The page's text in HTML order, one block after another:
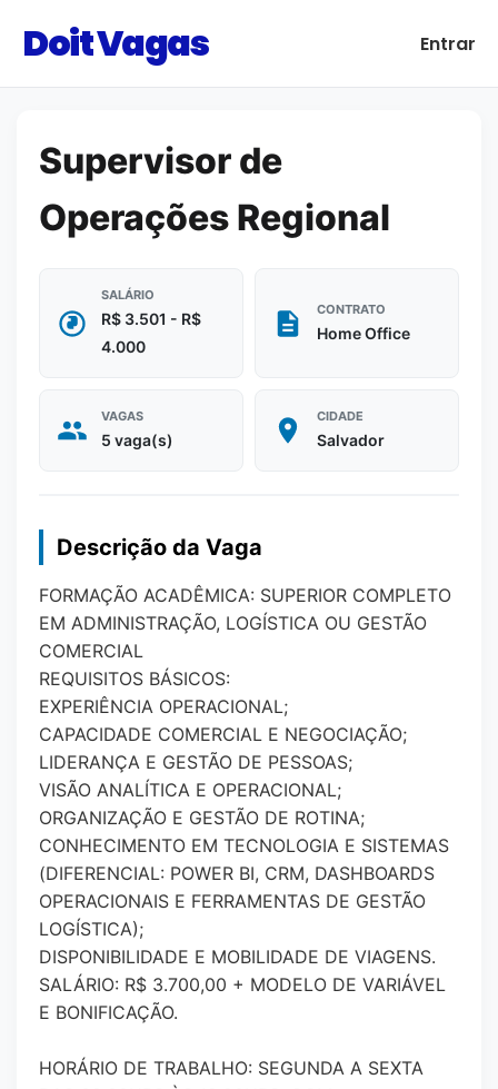
Doit Vagas Entrar
Supervisor de
Operações Regional
SALÁRIO
R$ 3.501 - R$
4.000
CONTRATO
Home Office
VAGAS
5 vaga(s)
CIDADE
Salvador
Descrição da Vaga
FORMAÇÃO ACADÊMICA: SUPERIOR COMPLETO
EM ADMINISTRAÇÃO, LOGÍSTICA OU GESTÃO
COMERCIAL
REQUISITOS BÁSICOS:
EXPERIÊNCIA OPERACIONAL;
CAPACIDADE COMERCIAL E NEGOCIAÇÃO;
LIDERANÇA E GESTÃO DE PESSOAS;
VISÃO ANALÍTICA E OPERACIONAL;
ORGANIZAÇÃO E GESTÃO DE ROTINA;
CONHECIMENTO EM TECNOLOGIA E SISTEMAS
(DIFERENCIAL: POWER BI, CRM, DASHBOARDS
OPERACIONAIS E FERRAMENTAS DE GESTÃO
LOGÍSTICA);
DISPONIBILIDADE E MOBILIDADE DE VIAGENS.
SALÁRIO: R$ 3.700,00 + MODELO DE VARIÁVEL
E BONIFICAÇÃO.
HORÁRIO DE TRABALHO: SEGUNDA A SEXTA